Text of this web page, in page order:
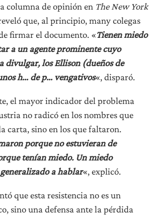
columna de opinión en The New York
que, al principio, many colegas
firmar el documento. «Tienen miedo
a un agente prominente cuyo
divulgar, los Ellison (dueños de
h… de p… vengativos«, disparó.
el mayor indicador del problema
no radicó en los nombres que
carta, sino en los que faltaron.
porque no estuvieran de
tenían miedo. Un miedo
a hablar«, explicó.
que esta resistencia no es un
sino una defensa ante la pérdida